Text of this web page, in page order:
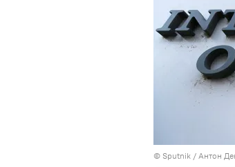
© Sputnik / Антон